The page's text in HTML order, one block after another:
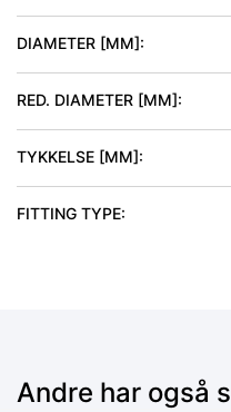
DIAMETER [MM]:
RED. DIAMETER [MM]:
TYKKELSE [MM]:
FITTING TYPE:
Andre har også